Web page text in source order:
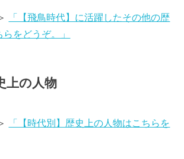
「【飛鳥時代】に活躍したその他の歴
をどうぞ。」
上の人物
「【時代別】歴史上の人物はこちらを